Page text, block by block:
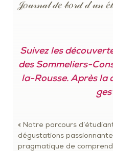
𝒥𝑜𝓊𝓇𝓃𝒶𝓁 𝒹𝑒 𝒷𝑜𝓇𝒹 𝒹’𝓊𝓃
Suivez les
des Sommeliers-
la-Rousse. Après la
« Notre parcours
dégustations
pragmatique de